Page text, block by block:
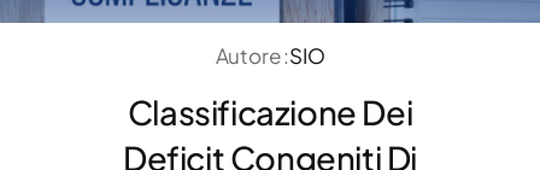
EVENTI
Autore :SIO
Classificazione Dei
Deficit Congeniti Di